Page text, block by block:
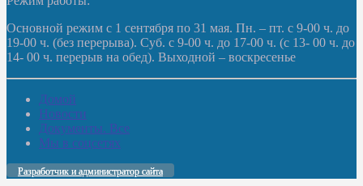
Основной режим с 1 сентября по 31 мая. Пн. – пт. с 9-00 ч. до
19-00 ч. (без перерыва). Суб. с 9-00 ч. до 17-00 ч. (с 13- 00 ч. до
14- 00 ч. перерыв на обед). Выходной – воскресенье
Домой
Новости
Документы. Все
Мы в соцсетях
Разработчик и администратор сайта